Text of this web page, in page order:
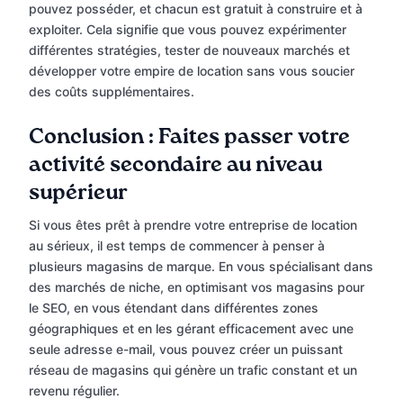
pouvez posséder, et chacun est gratuit à construire et à
exploiter. Cela signifie que vous pouvez expérimenter
différentes stratégies, tester de nouveaux marchés et
développer votre empire de location sans vous soucier
des coûts supplémentaires.
Conclusion : Faites passer votre
activité secondaire au niveau
supérieur
Si vous êtes prêt à prendre votre entreprise de location
au sérieux, il est temps de commencer à penser à
plusieurs magasins de marque. En vous spécialisant dans
des marchés de niche, en optimisant vos magasins pour
le SEO, en vous étendant dans différentes zones
géographiques et en les gérant efficacement avec une
seule adresse e-mail, vous pouvez créer un puissant
réseau de magasins qui génère un trafic constant et un
revenu régulier.